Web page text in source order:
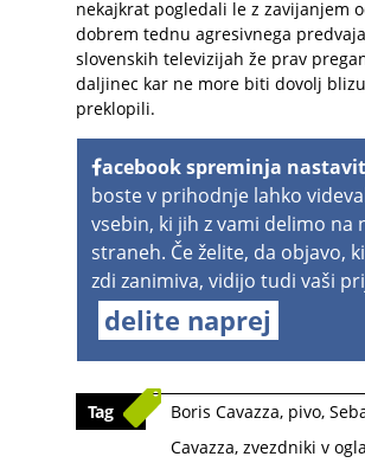
nekajkrat pogledali le z zavijanjem
dobrem tednu agresivnega
slovenskih televizijah že prav
daljinec kar ne more biti dovolj
preklopili.
acebook spreminja
boste v prihodnje lahko
vsebin, ki jih z vami delimo na
straneh. Če želite, da objavo,
zdi zanimiva, vidijo tudi vaši
delite naprej
Tag Boris Cavazza, pivo,
Cavazza, zvezdniki v